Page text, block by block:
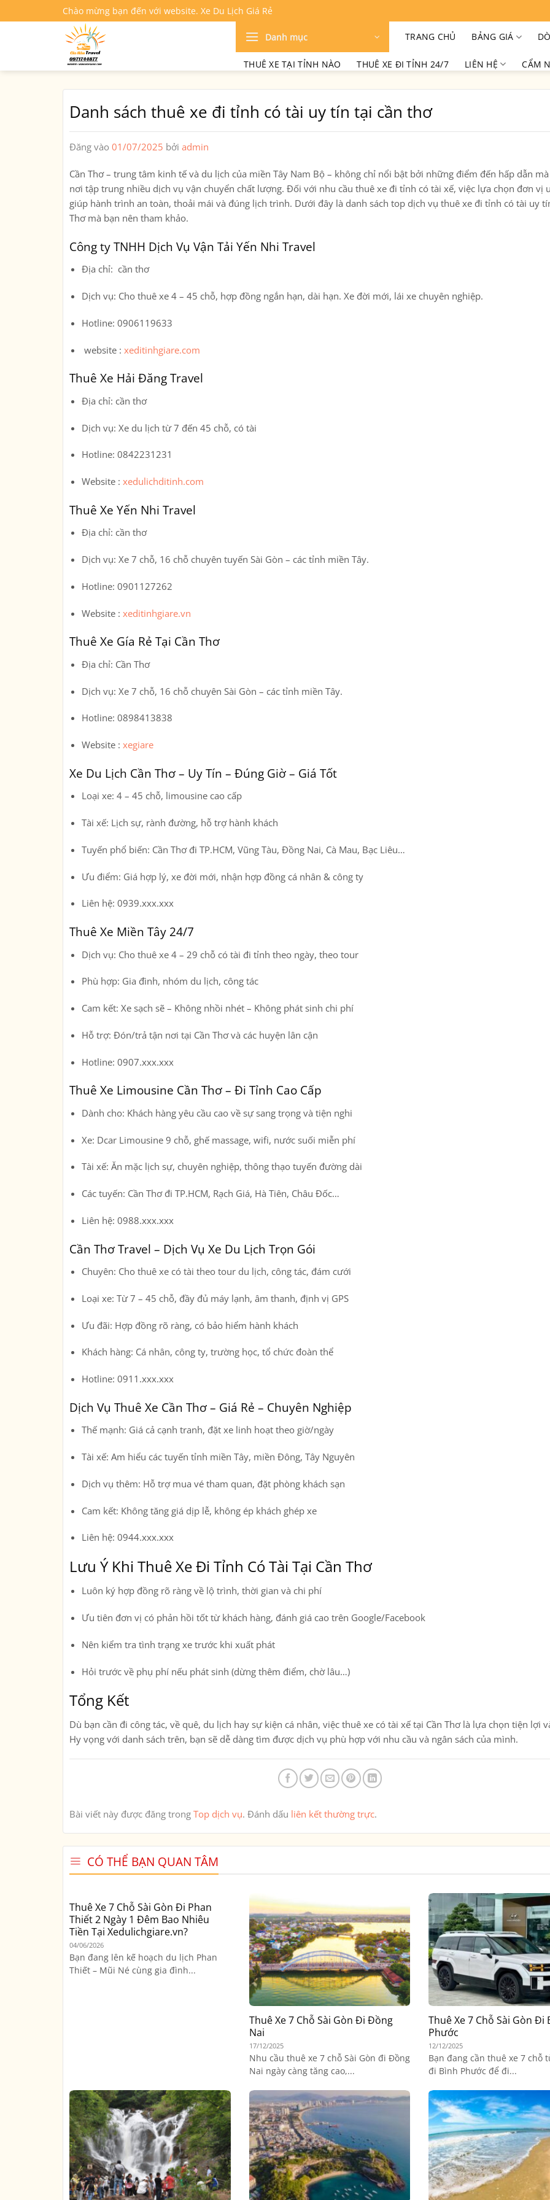
qua
Chào mừng bạn đến với website. Xe Du Lịch Giá Rẻ
Danh mục TRANG CHỦ BẢNG GIÁ
THUÊ XE TẠI TỈNH NÀO THUÊ XE ĐI TỈNH 24/7 LIÊN HỆ CẨM
Danh sách thuê xe đi tỉnh có tài uy tín tại cần thơ
Đăng vào 01/07/2025 bởi admin
Cần Thơ – trung tâm kinh tế và du lịch của miền Tây Nam Bộ – không chỉ nổi bật bởi những điểm đến hấp dẫn
nơi tập trung nhiều dịch vụ vận chuyển chất lượng. Đối với nhu cầu thuê xe đi tỉnh có tài xế, việc lựa chọn đơn vị
giúp hành trình an toàn, thoải mái và đúng lịch trình. Dưới đây là danh sách top dịch vụ thuê xe đi tỉnh có tài uy
Thơmà bạn nên tham khảo.
Công ty TNHH Dịch Vụ Vận Tải Yến Nhi Travel
Địa chỉ: cần thơ
Dịch vụ: Cho thuê xe 4 – 45 chỗ, hợp đồng ngắn hạn, dài hạn. Xe đời mới, lái xe chuyên nghiệp.
Hotline: 0906119633
website : xeditinhgiare.com
Thuê Xe Hải Đăng Travel
Địa chỉ: cần thơ
Dịch vụ: Xe du lịch từ 7 đến 45 chỗ, có tài
Hotline: 0842231231
Website : xedulichditinh.com
Thuê Xe Yến Nhi Travel
Địa chỉ: cần thơ
Dịch vụ: Xe 7 chỗ, 16 chỗ chuyên tuyến Sài Gòn – các tỉnh miền Tây.
Hotline: 0901127262
Website : xeditinhgiare.vn
Thuê Xe Gía Rẻ Tại Cần Thơ
Địa chỉ: Cần Thơ
Dịch vụ: Xe 7 chỗ, 16 chỗ chuyên Sài Gòn – các tỉnh miền Tây.
Hotline: 0898413838
Website : xegiare
Xe Du Lịch Cần Thơ – Uy Tín – Đúng Giờ – Giá Tốt
Loại xe: 4 – 45 chỗ, limousine cao cấp
Tài xế: Lịch sự, rành đường, hỗ trợ hành khách
Tuyến phổ biến: Cần Thơ đi TP.HCM, Vũng Tàu, Đồng Nai, Cà Mau, Bạc Liêu…
Ưu điểm: Giá hợp lý, xe đời mới, nhận hợp đồng cá nhân & công ty
Liên hệ: 0939.xxx.xxx
Thuê Xe Miền Tây 24/7
Dịch vụ: Cho thuê xe 4 – 29 chỗ có tài đi tỉnh theo ngày, theo tour
Phù hợp: Gia đình, nhóm du lịch, công tác
Cam kết: Xe sạch sẽ – Không nhồi nhét – Không phát sinh chi phí
Hỗ trợ: Đón/trả tận nơi tại Cần Thơ và các huyện lân cận
Hotline: 0907.xxx.xxx
Thuê Xe Limousine Cần Thơ – Đi Tỉnh Cao Cấp
Dành cho: Khách hàng yêu cầu cao về sự sang trọng và tiện nghi
Xe: Dcar Limousine 9 chỗ, ghế massage, wifi, nước suối miễn phí
Tài xế: Ăn mặc lịch sự, chuyên nghiệp, thông thạo tuyến đường dài
Các tuyến: Cần Thơ đi TP.HCM, Rạch Giá, Hà Tiên, Châu Đốc…
Liên hệ: 0988.xxx.xxx
Cần Thơ Travel – Dịch Vụ Xe Du Lịch Trọn Gói
Chuyên: Cho thuê xe có tài theo tour du lịch, công tác, đám cưới
Loại xe: Từ 7 – 45 chỗ, đầy đủ máy lạnh, âm thanh, định vị GPS
Ưu đãi: Hợp đồng rõ ràng, có bảo hiểm hành khách
Khách hàng: Cá nhân, công ty, trường học, tổ chức đoàn thể
Hotline: 0911.xxx.xxx
Dịch Vụ Thuê Xe Cần Thơ – Giá Rẻ – Chuyên Nghiệp
Thế mạnh: Giá cả cạnh tranh, đặt xe linh hoạt theo giờ/ngày
Tài xế: Am hiểu các tuyến tỉnh miền Tây, miền Đông, Tây Nguyên
Dịch vụ thêm: Hỗ trợ mua vé tham quan, đặt phòng khách sạn
Cam kết: Không tăng giá dịp lễ, không ép khách ghép xe
Liên hệ: 0944.xxx.xxx
Lưu Ý Khi Thuê Xe Đi Tỉnh Có Tài Tại Cần Thơ
Luôn ký hợp đồng rõ ràng về lộ trình, thời gian và chi phí
Ưu tiên đơn vị có phản hồi tốt từ khách hàng, đánh giá cao trên Google/Facebook
Nên kiểm tra tình trạng xe trước khi xuất phát
Hỏi trước về phụ phí nếu phát sinh (dừng thêm điểm, chờ lâu…)
Tổng Kết
Dù bạn cần đi công tác, về quê, du lịch hay sự kiện cá nhân, việc thuê xe có tài xế tại Cần Thơlà lựa chọn tiện lợi
Hy vọng với danh sách trên, bạn sẽ dễ dàng tìm được dịch vụ phù hợp với nhu cầu và ngân sách của mình.
Bài viết này được đăng trong Top dịch vụ. Đánh dấu liên kết thường trực.
CÓ THỂ BẠN QUAN TÂM
Thuê Xe 7 Chỗ Sài Gòn Đi Phan
Thiết 2 Ngày 1 Đêm Bao Nhiêu
Tiền Tại Xedulichgiare.vn?
04/06/2026
Bạn đang lên kế hoạch du lịch Phan
Thiết – Mũi Né cùng gia đình...
Thuê Xe 7 Chỗ Sài Gòn Đi Đồng
Nai
17/12/2025
Nhu cầu thuê xe 7 chỗ Sài Gòn đi Đồng
Nai ngày càng tăng cao,...
Thuê Xe 7 Chỗ Sài Gòn Đi
Phước
12/12/2025
Bạn đang cần thuê xe 7 chỗ
đi Bình Phước để đi...